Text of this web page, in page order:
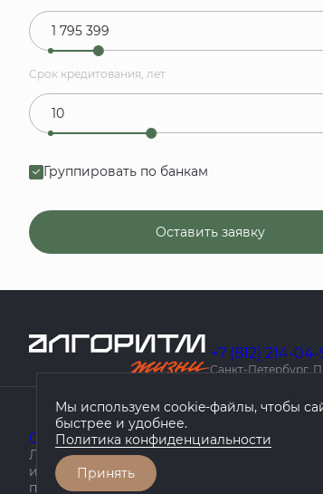
Срок кредитования, лет
Группировать по банкам
Оставить заявку
+7 (812) 214-
Санкт-Петербург,
О компании ПроектыГеография
Любая информация, представленная на
информационный характер, не является
положениями статьи 437 ГК РФ.
Мы используем cookie-файлы, чтобы
быстрее и удобнее.
Политика конфиденциальности
Принять